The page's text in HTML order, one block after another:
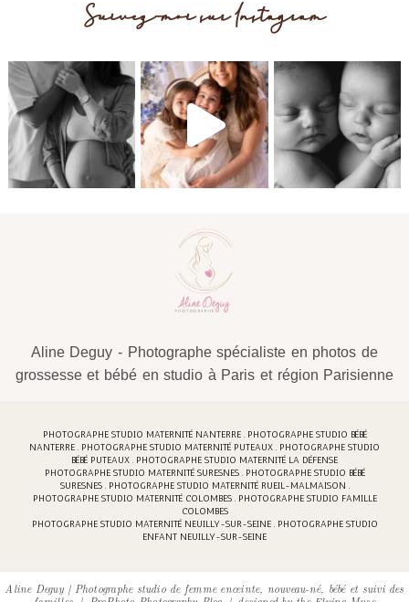
Suivez-moi sur Instagram
Aline Deguy - Photographe spécialiste en photos de
grossesse et bébé en studio à Paris et région Parisienne
PHOTOGRAPHE STUDIO MATERNITÉ NANTERRE . PHOTOGRAPHE STUDIO BÉBÉ
NANTERRE . PHOTOGRAPHE STUDIO MATERNITÉ PUTEAUX . PHOTOGRAPHE STUDIO
BÉBÉ PUTEAUX . PHOTOGRAPHE STUDIO MATERNITÉ LA DÉFENSE
PHOTOGRAPHE STUDIO MATERNITÉ SURESNES . PHOTOGRAPHE STUDIO BÉBÉ
SURESNES . PHOTOGRAPHE STUDIO MATERNITÉ RUEIL-MALMAISON .
PHOTOGRAPHE STUDIO MATERNITÉ COLOMBES . PHOTOGRAPHE STUDIO FAMILLE
COLOMBES
PHOTOGRAPHE STUDIO MATERNITÉ NEUILLY-SUR-SEINE . PHOTOGRAPHE STUDIO
ENFANT NEUILLY-SUR-SEINE
Aline Deguy | Photographe studio de femme enceinte, nouveau-né, bébé et suivi des